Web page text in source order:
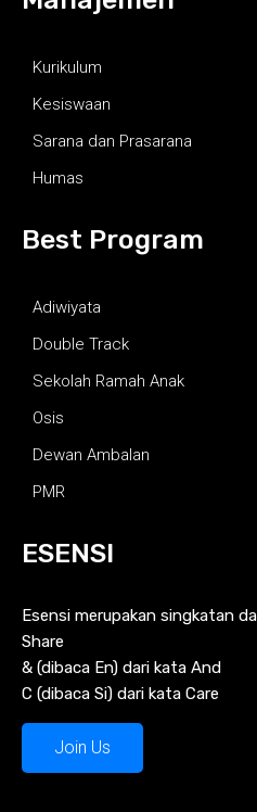
Kurikulum
Kesiswaan
Sarana dan Prasarana
Humas
Best Program
Adiwiyata
Double Track
Sekolah Ramah Anak
Osis
Dewan Ambalan
PMR
ESENSI
Esensi merupakan singkatan
Share
& (dibaca En) dari kata And
C (dibaca Si) dari kata Care
Join Us